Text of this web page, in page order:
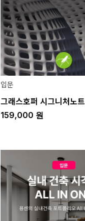
입문
그래스호퍼 시그니처노트
159,000 원